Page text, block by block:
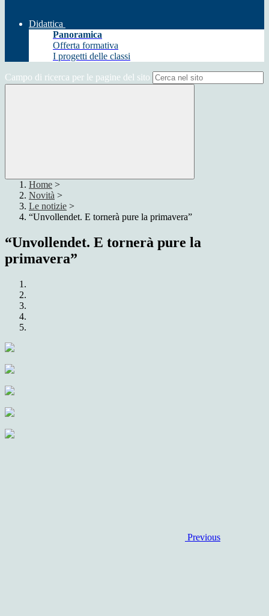
Didattica
Panoramica
Offerta formativa
I progetti delle classi
Campo di ricerca per le pagine del sito
Home >
Novità >
Le notizie >
“Unvollendet. E tornerà pure la primavera”
“Unvollendet. E tornerà pure la
primavera”
Previous